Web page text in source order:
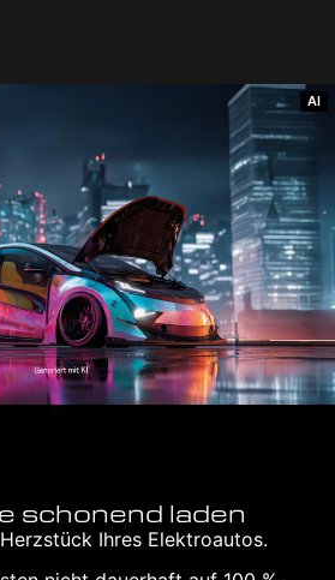
AI
scho­nend laden
Ihres Elek­tro­au­tos.